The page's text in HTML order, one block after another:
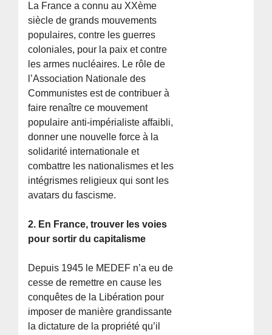
La France a connu au XXème
siècle de grands mouvements
populaires, contre les guerres
coloniales, pour la paix et contre
les armes nucléaires. Le rôle de
l’Association Nationale des
Communistes est de contribuer à
faire renaître ce mouvement
populaire anti-impérialiste affaibli,
donner une nouvelle force à la
solidarité internationale et
combattre les nationalismes et les
intégrismes religieux qui sont les
avatars du fascisme.
2. En France, trouver les voies
pour sortir du capitalisme
Depuis 1945 le MEDEF n’a eu de
cesse de remettre en cause les
conquêtes de la Libération pour
imposer de manière grandissante
la dictature de la propriété qu’il